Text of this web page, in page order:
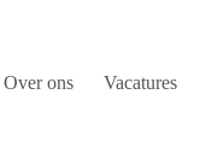
Over ons Vacatures